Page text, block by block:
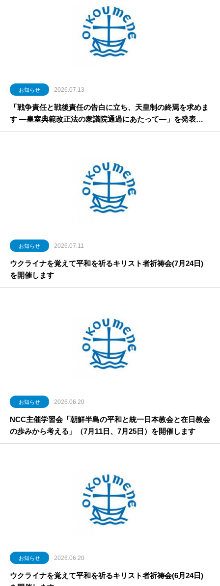
お知らせ 2026.07.13
「戦争責任と戦後責任の告白に立ち、天皇制の終焉を求めま
す ―皇室典範改正法の衆議院通過にあたって―」を発表し
ました
お知らせ 2026.07.11
ウクライナを覚えて平和を祈るキリスト者祈祷会(7月24日)
を開催します
お知らせ 2026.06.20
NCC主催学習会「朝鮮半島の平和と統一日本教会と在日教会
の歩みから考える」（7月11日、7月25日）を開催します
お知らせ 2026.06.20
ウクライナを覚えて平和を祈るキリスト者祈祷会(6月24日)